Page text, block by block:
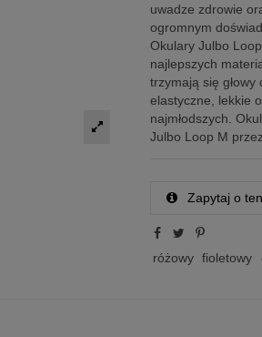
uwadze zdrowie
ogromnym
Okulary Julbo
najlepszych
trzymają się
elastyczne, lekkie
najmłodszych.
Julbo Loop M
Zapytaj o
różowy fioletowy